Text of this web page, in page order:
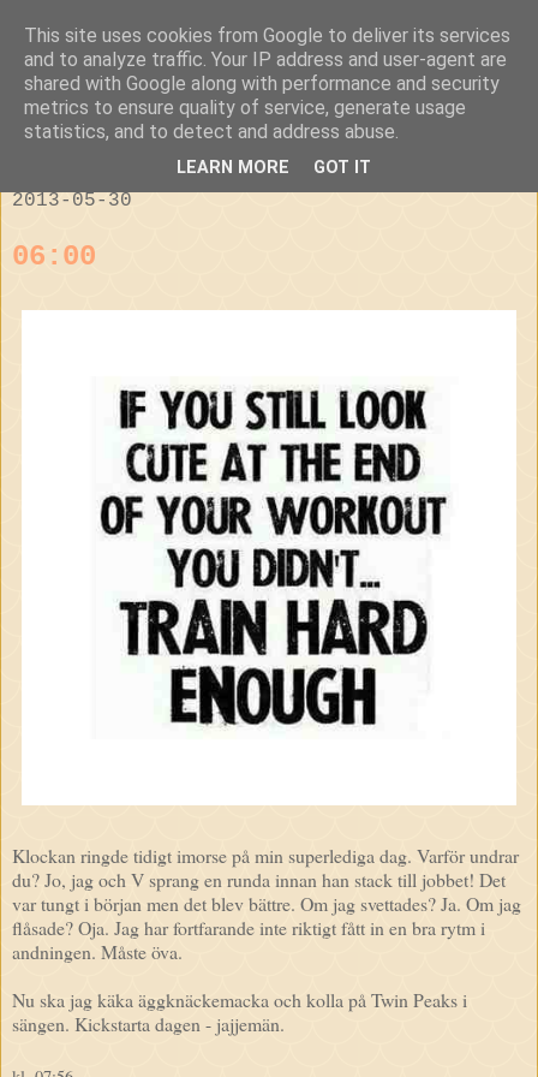
I'd do it in a
heartbeat.
2013-05-30
06:00
Klockan ringde tidigt imorse på min superlediga dag. Varför undrar
du? Jo, jag och V sprang en runda innan han stack till jobbet! Det
var tungt i början men det blev bättre. Om jag svettades? Ja. Om jag
flåsade? Oja. Jag har fortfarande inte riktigt fått in en bra rytm i
andningen. Måste öva.
Nu ska jag käka äggknäckemacka och kolla på Twin Peaks i
sängen. Kickstarta dagen - jajjemän.
This site uses cookies from Google to deliver its services
and to analyze traffic. Your IP address and user-agent are
shared with Google along with performance and security
metrics to ensure quality of service, generate usage
statistics, and to detect and address abuse.
LEARN MORE GOT IT